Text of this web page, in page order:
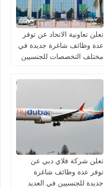
تعلن تعاونية الاتحاد عن توفر
عدة وظائف شاغرة جديدة في
مختلف التخصصات للجنسيين
تعلن شركة فلاي دبي عن
توفر عدة وظائف شاغرة
جديدة للجنسيين في العديد